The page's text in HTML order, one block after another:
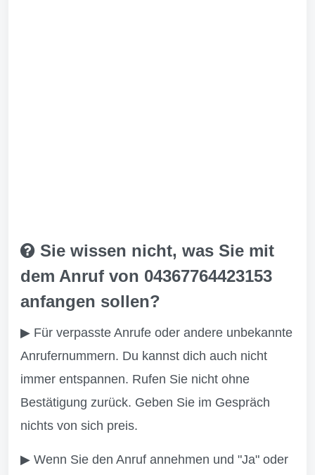
Sie wissen nicht, was Sie mit
dem Anruf von 04367764423153
anfangen sollen?
▶ Für verpasste Anrufe oder andere unbekannte
Anrufernummern. Du kannst dich auch nicht
immer entspannen. Rufen Sie nicht ohne
Bestätigung zurück. Geben Sie im Gespräch
nichts von sich preis.
▶ Wenn Sie den Anruf annehmen und "Ja" oder